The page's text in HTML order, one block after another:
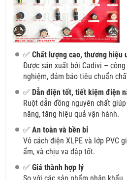
✅ Chất lượng cao, thương hiệu
Được sản xuất bởi Cadivi –
nghiệm, đảm bảo tiêu chuẩn
✅ Dẫn điện tốt, tiết kiệm điện
Ruột dẫn đồng nguyên chất
năng, tăng hiệu quả vận hành.
✅ An toàn và bền bỉ
Vỏ cách điện XLPE và lớp PVC
ẩm, và chịu va đập tốt.
✅ Giá thành hợp lý
So với các sản phẩm nhập